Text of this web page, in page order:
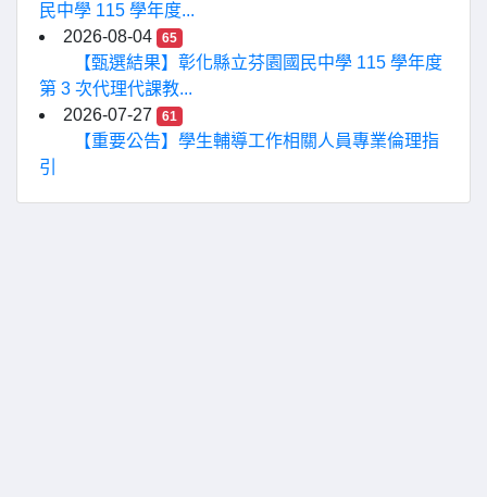
民中學 115 學年度...
2026-08-04
65
【甄選結果】彰化縣立芬園國民中學 115 學年度
第 3 次代理代課教...
2026-07-27
61
【重要公告】學生輔導工作相關人員專業倫理指
引